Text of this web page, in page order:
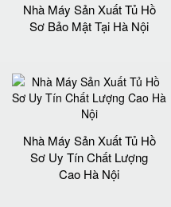
Nhà Máy Sản Xuất Tủ Hồ
Sơ Bảo Mật Tại Hà Nội
Nhà Máy Sản Xuất Tủ Hồ
Sơ Uy Tín Chất Lượng
Cao Hà Nội